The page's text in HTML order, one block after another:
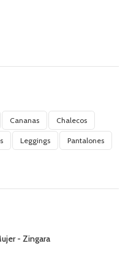
Cananas Chalecos
Leggings Pantalones
- Zingara